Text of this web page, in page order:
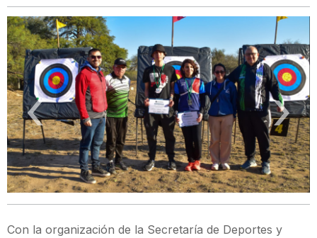
‹ ›
Con la organización de la Secretaría de Deportes y